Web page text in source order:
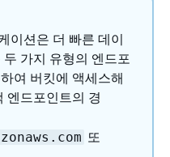
이션은 더 빠른 데이
가지 유형의 엔드포
여 버킷에 액세스해
엔드포인트의 경
또